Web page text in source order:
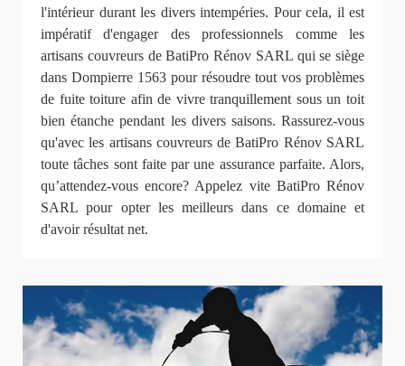
l'intérieur durant les divers intempéries. Pour cela, il est
impératif d'engager des professionnels comme les
artisans couvreurs de BatiPro Rénov SARL qui se siège
dans Dompierre 1563 pour résoudre tout vos problèmes
de fuite toiture afin de vivre tranquillement sous un toit
bien étanche pendant les divers saisons. Rassurez-vous
qu'avec les artisans couvreurs de BatiPro Rénov SARL
toute tâches sont faite par une assurance parfaite. Alors,
qu’attendez-vous encore? Appelez vite BatiPro Rénov
SARL pour opter les meilleurs dans ce domaine et
d'avoir résultat net.